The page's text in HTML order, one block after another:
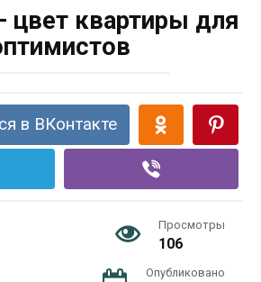
цвет квартиры для
в ВКонтакте
Просмотры
106
Опубликовано